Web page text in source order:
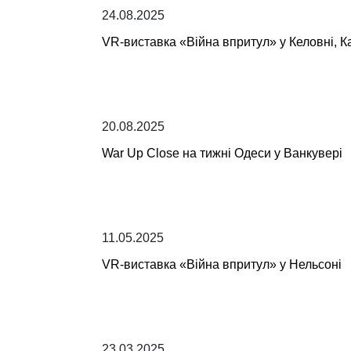
24.08.2025
VR-виставка «Війна впритул» у Келовні,
20.08.2025
War Up Close на тижні Одеси у Ванкувері
11.05.2025
VR-виставка «Війна впритул» у Нельсоні